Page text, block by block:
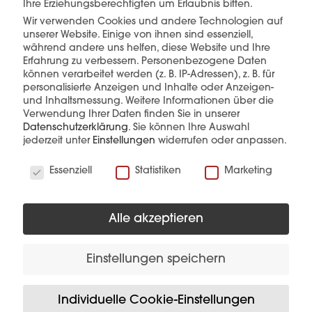
mehr erfahren
Diese Produkte könnten Sie auch
interessieren
Ihre Erziehungsberechtigten um Erlaubnis bitten.
Wir verwenden Cookies und andere Technologien auf
unserer Website. Einige von ihnen sind essenziell,
während andere uns helfen, diese Website und Ihre
Erfahrung zu verbessern. Personenbezogene Daten
können verarbeitet werden (z. B. IP-Adressen), z. B. für
personalisierte Anzeigen und Inhalte oder Anzeigen-
und Inhaltsmessung. Weitere Informationen über die
Verwendung Ihrer Daten finden Sie in unserer
Datenschutzerklärung. Sie können Ihre Auswahl
jederzeit unter Einstellungen widerrufen oder anpassen.
Essenziell
Statistiken Marketing
Alle akzeptieren
Einstellungen speichern
Individuelle Cookie-Einstellungen